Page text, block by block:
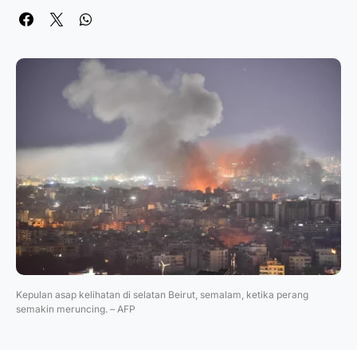
Kepulan asap kelihatan di selatan Beirut, semalam, ketika perang
semakin meruncing. – AFP